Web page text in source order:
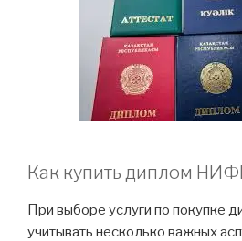
Как купить диплом
При выборе услуги по покупке
учитывать несколько важных